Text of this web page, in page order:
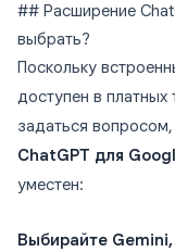
## Расширение
выбрать?
Поскольку
доступен в
задаться
ChatGPT для
уместен:
Выбирайте